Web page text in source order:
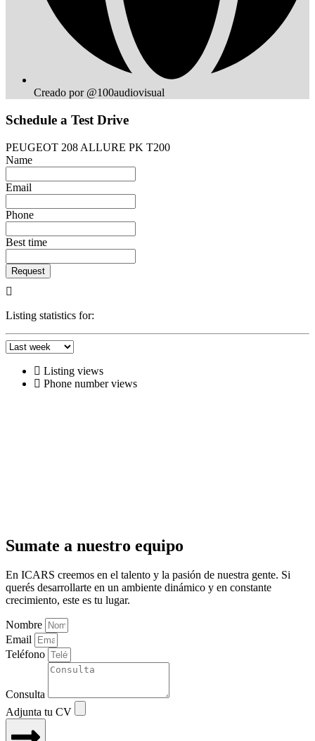
Creado por @100audiovisual
Schedule a Test Drive
PEUGEOT 208 ALLURE PK T200
Name
Email
Phone
Best time
Request
Listing statistics for:
Listing views
Phone number views
Sumate a nuestro equipo
En ICARS creemos en el talento y la pasión de nuestra gente. Si
querés desarrollarte en un ambiente dinámico y en constante
crecimiento, este es tu lugar.
Nombre
Email
Teléfono
Consulta
Adjunta tu CV